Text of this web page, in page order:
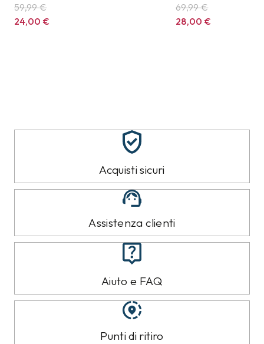
59,99€
24,00€
69,99€
28,00€
Acquisti sicuri
Assistenza clienti
Aiuto e FAQ
Punti di ritiro